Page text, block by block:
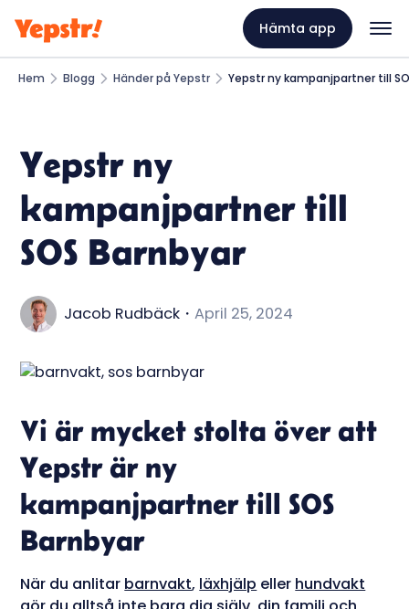
Hämta app
Hem Blogg Händer på Yepstr Yepstr ny kampanjpartner till
Yepstr ny
kampanjpartner till
SOS Barnbyar
Jacob Rudbäck ・April 25, 2024
Vi är mycket stolta över att
Yepstr är ny
kampanjpartner till SOS
Barnbyar
När du anlitar barnvakt, läxhjälp eller hundvakt